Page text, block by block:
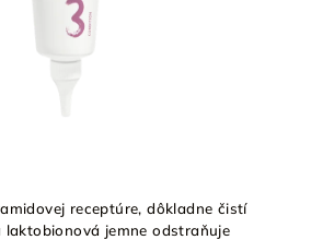
receptúre, dôkladne čistí
laktobionová jemne odstraňuje